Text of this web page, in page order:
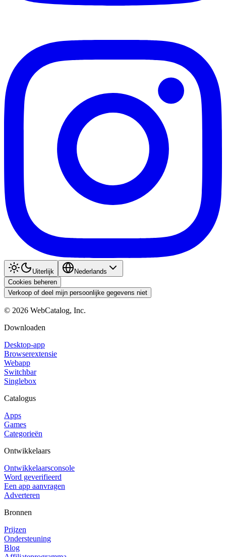
Uiterlijk
Nederlands
Cookies beheren
Verkoop of deel mijn persoonlijke gegevens niet
© 2026 WebCatalog, Inc.
Downloaden
Desktop-app
Browserextensie
Webapp
Switchbar
Singlebox
Catalogus
Apps
Games
Categorieën
Ontwikkelaars
Ontwikkelaarsconsole
Word geverifieerd
Een app aanvragen
Adverteren
Bronnen
Prijzen
Ondersteuning
Blog